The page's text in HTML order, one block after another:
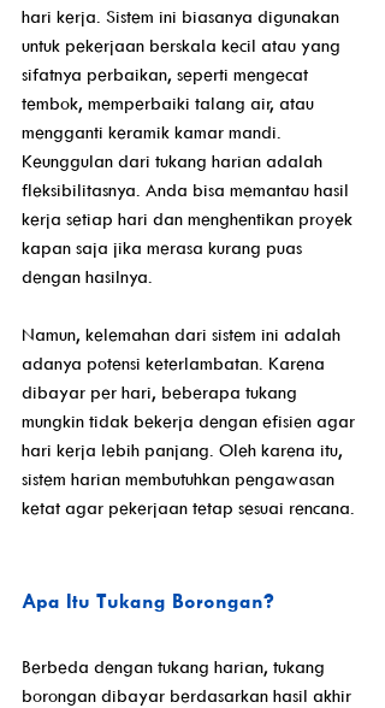
hari kerja. Sistem ini biasanya digunakan
untuk pekerjaan berskala kecil atau yang
sifatnya perbaikan, seperti mengecat
tembok, memperbaiki talang air, atau
mengganti keramik kamar mandi.
Keunggulan dari tukang harian adalah
fleksibilitasnya. Anda bisa memantau hasil
kerja setiap hari dan menghentikan proyek
kapan saja jika merasa kurang puas
dengan hasilnya.
Namun, kelemahan dari sistem ini adalah
adanya potensi keterlambatan. Karena
dibayar per hari, beberapa tukang
mungkin tidak bekerja dengan efisien agar
hari kerja lebih panjang. Oleh karena itu,
sistem harian membutuhkan pengawasan
ketat agar pekerjaan tetap sesuai rencana.
Apa Itu Tukang Borongan?
Berbeda dengan tukang harian, tukang
borongan dibayar berdasarkan hasil akhir